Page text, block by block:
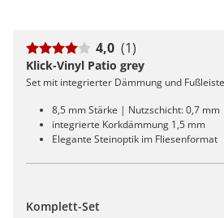
4,0 (1)
Klick-Vinyl Patio grey
Set mit integrierter Dämmung und Fußleiste
8,5 mm Stärke | Nutzschicht: 0,7 mm
integrierte Korkdämmung 1,5 mm
Elegante Steinoptik im Fliesenformat
Komplett-Set